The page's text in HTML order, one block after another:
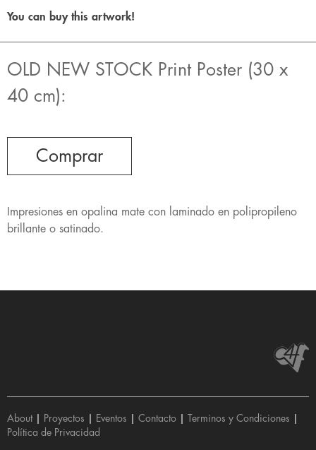
You can buy this artwork!
OLD NEW STOCK Print Poster (30 x
40 cm):
Comprar
Impresiones en opalina mate con laminado en polipropileno
brillante o satinado.
About| Proyectos Eventos Contacto Terminos y Condiciones
Política de Privacidad